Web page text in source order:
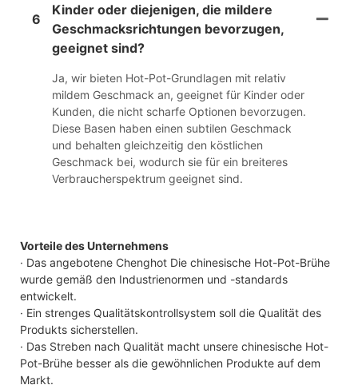
6
Kinder oder diejenigen, die mildere
Geschmacksrichtungen bevorzugen,
geeignet sind?
Ja, wir bieten Hot-Pot-Grundlagen mit relativ
mildem Geschmack an, geeignet für Kinder oder
Kunden, die nicht scharfe Optionen bevorzugen.
Diese Basen haben einen subtilen Geschmack
und behalten gleichzeitig den köstlichen
Geschmack bei, wodurch sie für ein breiteres
Verbraucherspektrum geeignet sind.
Vorteile des Unternehmens
· Das angebotene Chenghot Die chinesische Hot-Pot-Brühe
wurde gemäß den Industrienormen und -standards
entwickelt.
· Ein strenges Qualitätskontrollsystem soll die Qualität des
Produkts sicherstellen.
· Das Streben nach Qualität macht unsere chinesische Hot-
Pot-Brühe besser als die gewöhnlichen Produkte auf dem
Markt.